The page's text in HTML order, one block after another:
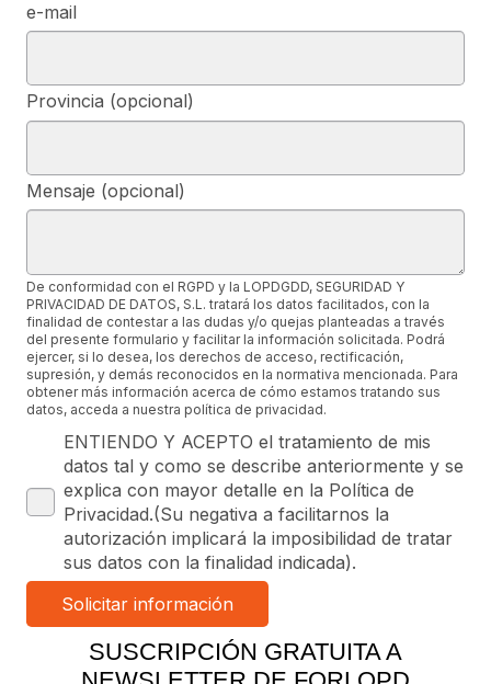
e-mail
Provincia (opcional)
Mensaje (opcional)
De conformidad con el RGPD y la LOPDGDD, SEGURIDAD Y
PRIVACIDAD DE DATOS, S.L. tratará los datos facilitados, con la
finalidad de contestar a las dudas y/o quejas planteadas a través
del presente formulario y facilitar la información solicitada. Podrá
ejercer, si lo desea, los derechos de acceso, rectificación,
supresión, y demás reconocidos en la normativa mencionada. Para
obtener más información acerca de cómo estamos tratando sus
datos, acceda a nuestra política de privacidad.
ENTIENDO Y ACEPTO el tratamiento de mis
datos tal y como se describe anteriormente y se
explica con mayor detalle en la Política de
Privacidad.(Su negativa a facilitarnos la
autorización implicará la imposibilidad de tratar
sus datos con la finalidad indicada).
SUSCRIPCIÓN GRATUITA A